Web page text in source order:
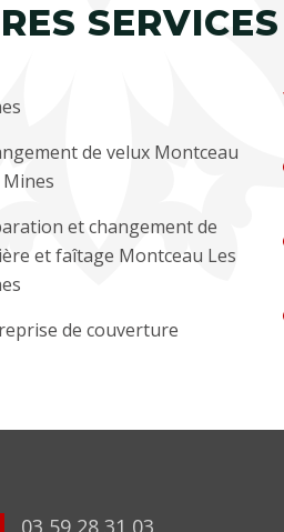
SERVICES
de velux Montceau
Mines
et changement de
et faîtage Montceau Les
de couverture